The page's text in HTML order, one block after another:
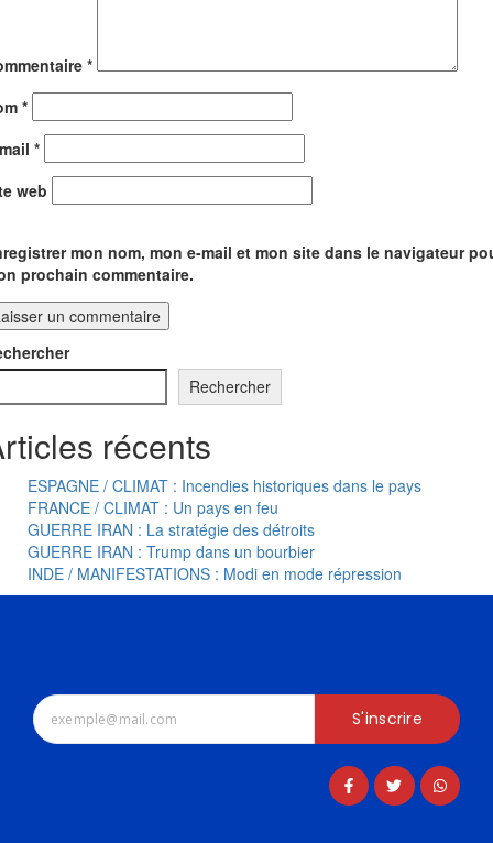
*
*
*
web
mon nom, mon e-mail et mon site dans le navigateur
prochain commentaire.
Rechercher
récents
ESPAGNE / CLIMAT : Incendies historiques dans le pays
FRANCE / CLIMAT : Un pays en feu
GUERRE IRAN : La stratégie des détroits
GUERRE IRAN : Trump dans un bourbier
INDE / MANIFESTATIONS : Modi en mode répression
S'inscrire